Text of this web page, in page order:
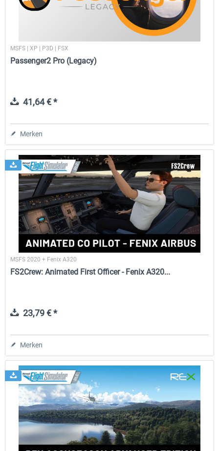
MSFS | XP | P3D | FSX
Passenger2 Pro (Legacy)
41,64 € *
Merken
MSFS 2020 + Fenix A320
FS2Crew: Animated First Officer - Fenix A320...
23,79 € *
Merken